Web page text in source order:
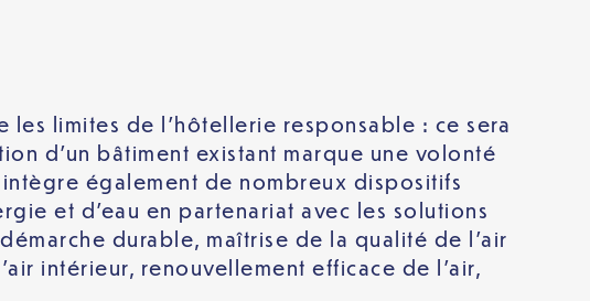
les limites de l’hôtellerie responsable : ce sera
d’un bâtiment existant marque une volonté
également de nombreux dispositifs
et d’eau en partenariat avec les solutions
durable, maîtrise de la qualité de l’air
intérieur, renouvellement efficace de l’air,